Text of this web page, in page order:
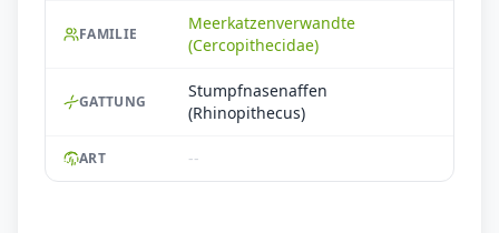
FAMILIE
Meerkatzenverwandte
(Cercopithecidae)
GATTUNG
Stumpfnasenaffen
(Rhinopithecus)
ART --